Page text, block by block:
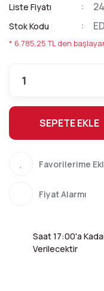
Liste Fiyatı
Stok Kodu
* 6.785,25 TL den
SEPETE EKLE
Fiyat Alarmı
Saat 17:00'a
Verilecektir